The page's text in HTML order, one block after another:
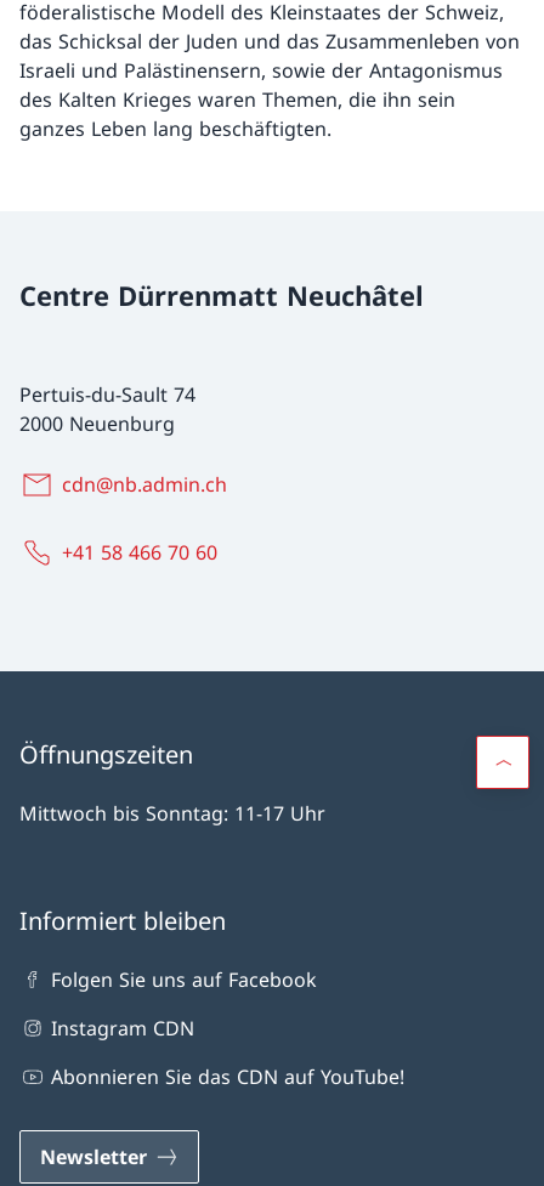
föderalistische Modell des Kleinstaates der Schweiz,
das Schicksal der Juden und das Zusammenleben von
Israeli und Palästinensern, sowie der Antagonismus
des Kalten Krieges waren Themen, die ihn sein
ganzes Leben lang beschäftigten.
Centre Dürrenmatt Neuchâtel
Pertuis-du-Sault 74
2000 Neuenburg
cdn@nb.admin.ch
+41 58 466 70 60
Öffnungszeiten
Mittwoch bis Sonntag: 11-17 Uhr
Informiert bleiben
Folgen Sie uns auf Facebook
Instagram CDN
Abonnieren Sie das CDN auf YouTube!
Newsletter